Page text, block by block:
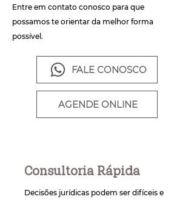
Entre em contato conosco para que
possamos te orientar da melhor forma
possível.
FALE CONOSCO
AGENDE ONLINE
Consultoria Rápida
Decisões jurídicas podem ser difíceis e